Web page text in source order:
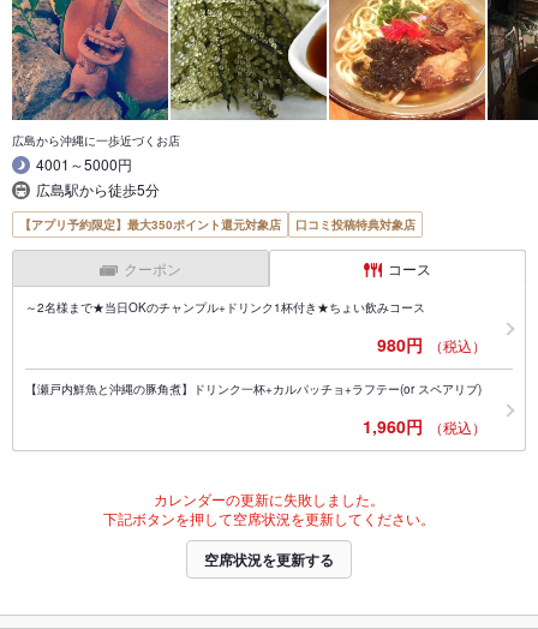
広島から沖縄に一歩近づくお店
4001～5000円
広島駅から徒歩5分
【アプリ予約限定】最大350ポイント還元対象店 口コミ投稿特典対象店
クーポン コース
～2名様まで★当日OKのチャンプル+ドリンク1杯付き★ちょい飲みコース
980円 （税込）
【瀬戸内鮮魚と沖縄の豚角煮】ドリンク一杯+カルパッチョ+ラフテー(or スペアリブ)
1,960円 （税込）
カレンダーの更新に失敗しました。
下記ボタンを押して空席状況を更新してください。
空席状況を更新する